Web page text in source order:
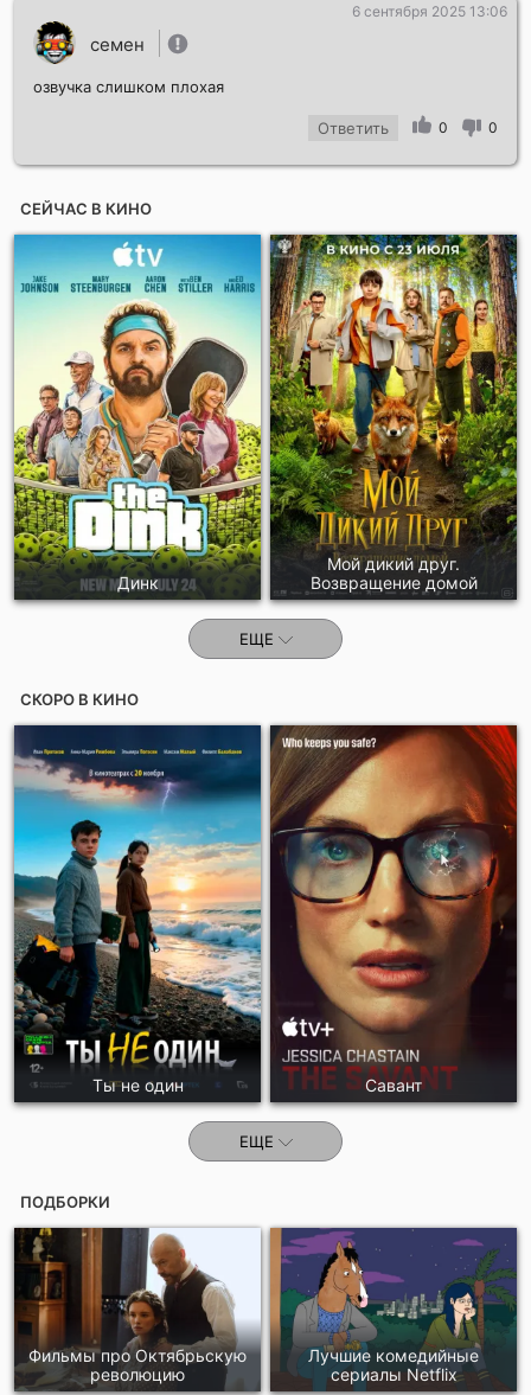
семен
6 сентября 2025 13:06
озвучка слишком плохая
Ответить 0 0
СЕЙЧАС В КИНО
Динк
Мой дикий друг.
Возвращение домой
ЕЩЕ
СКОРО В КИНО
Ты не один Савант
ЕЩЕ
ПОДБОРКИ
Фильмы про Октябрьскую
революцию
Лучшие комедийные
сериалы Netflix